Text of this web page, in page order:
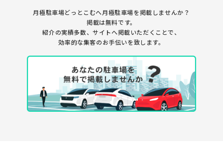
月極駐車場どっとこむへ月極駐車場を掲載しませんか？
掲載は無料です。
紹介の実績多数、サイトへ掲載いただくことで、
効率的な集客のお手伝いを致します。